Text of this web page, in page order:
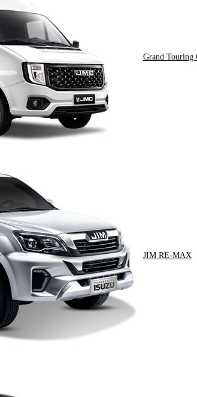
Grand Touring
JIM RE-MAX